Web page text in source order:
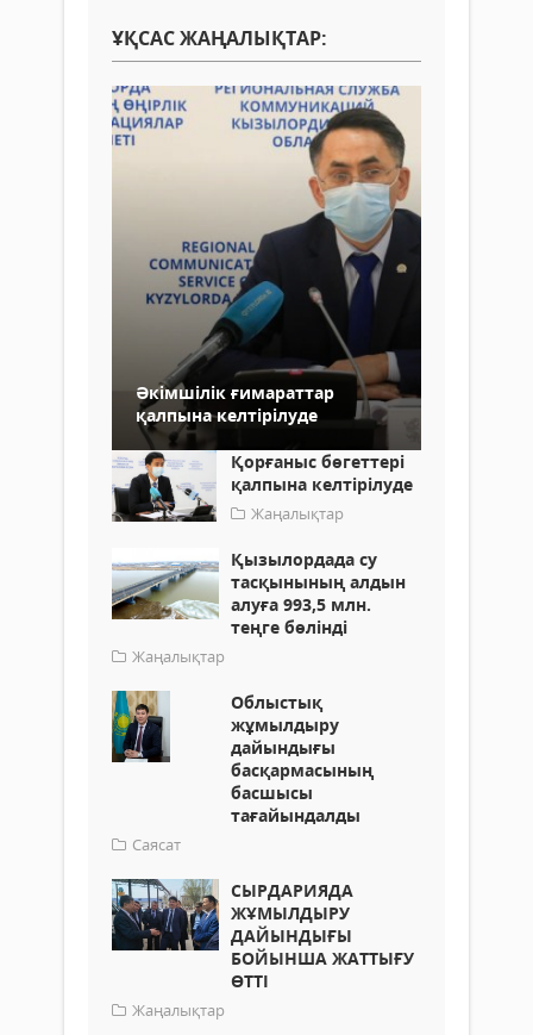
ҰҚСАС ЖАҢАЛЫҚТАР:
Әкімшілік ғимараттар
қалпына келтірілуде
Қорғаныс бөгеттері
қалпына келтірілуде
Жаңалықтар
Қызылордада су
тасқынының алдын
алуға 993,5 млн.
теңге бөлінді
Жаңалықтар
Облыстық
жұмылдыру
дайындығы
басқармасының
басшысы
тағайындалды
Саясат
СЫРДАРИЯДА
ЖҰМЫЛДЫРУ
ДАЙЫНДЫҒЫ
БОЙЫНША ЖАТТЫҒУ
ӨТТІ
Жаңалықтар